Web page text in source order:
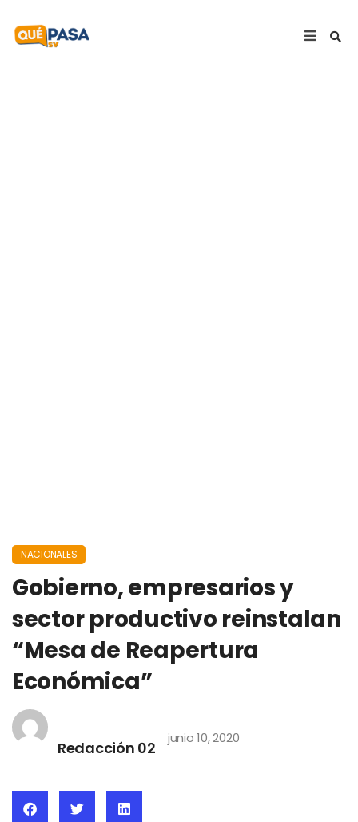
NACIONALES
Gobierno, empresarios y
sector productivo reinstalan
“Mesa de Reapertura
Económica”
Redacción 02
junio 10, 2020